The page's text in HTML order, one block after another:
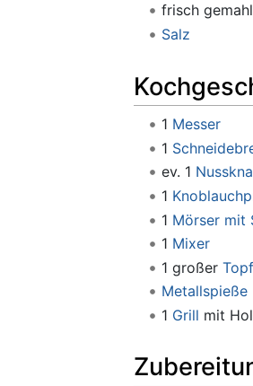
frisch
Salz
1 Messer
1
ev. 1
1
1 Mörser mit
1 Mixer
1 großer
Metallspieße
1 Grill mit